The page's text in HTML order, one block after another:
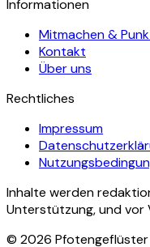
Informationen
Mitmachen &
Kontakt
Über uns
Rechtliches
Impressum
Inhalte werden
Unterstützung, und vor
© 2026